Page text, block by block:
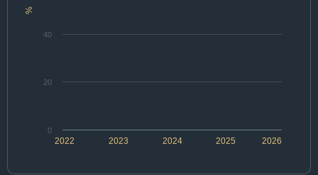
%
2022 2024 2026
2023 2025
0
20
40